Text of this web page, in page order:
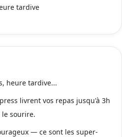
heure tardive...
livrent vos repas jusqu'à 3h
sourire.
— ce sont les super-
tardive